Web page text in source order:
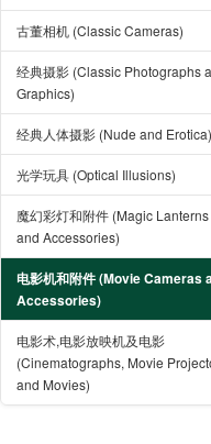
古董相机 (Classic Cameras)
经典摄影 (Classic Photographs
Graphics)
经典人体摄影 (Nude and Erotica)
光学玩具 (Optical Illusions)
魔幻彩灯和附件 (Magic Lanterns
and Accessories)
电影机和附件 (Movie Cameras
Accessories)
电影术,电影放映机及电影
(Cinematographs, Movie
and Movies)